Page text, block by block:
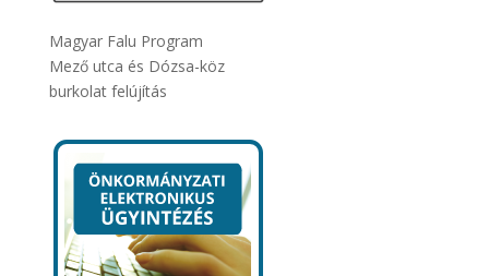
Magyar Falu Program
Mező utca és Dózsa-köz
burkolat felújítás